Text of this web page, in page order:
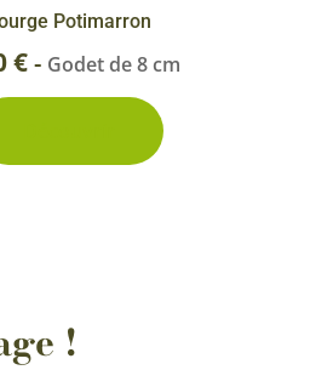
Potimarron
€- Godet de 8 cm
!